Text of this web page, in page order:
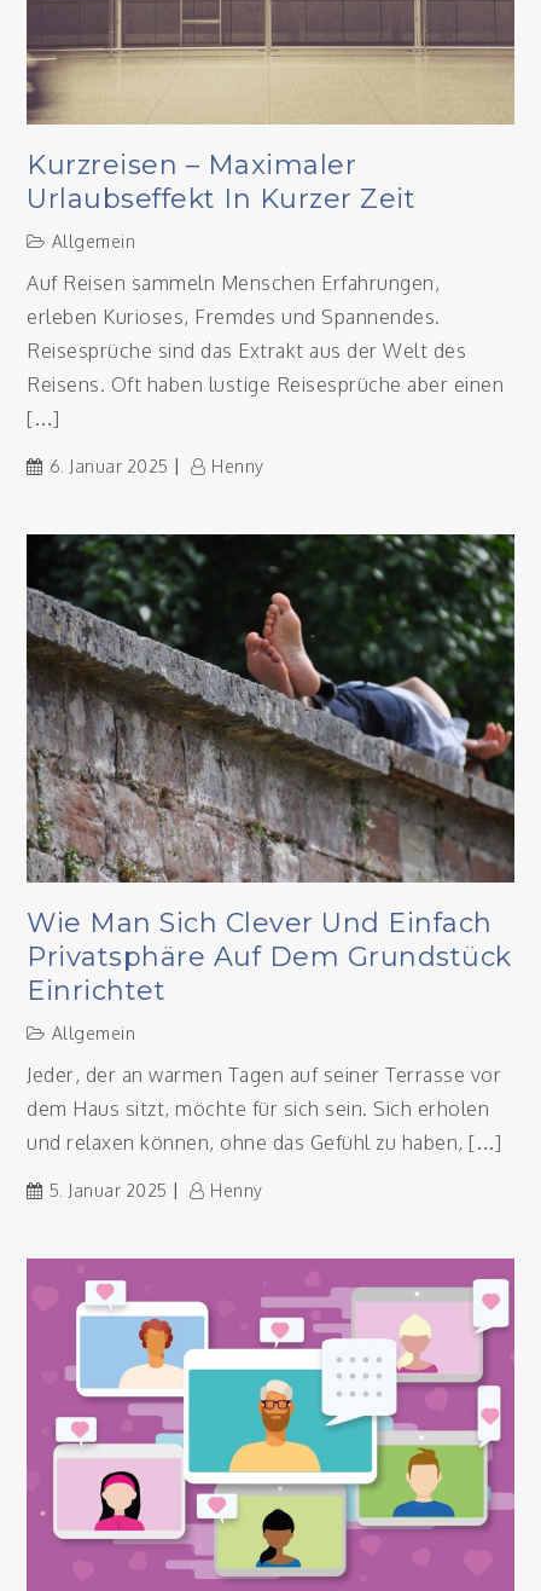
Kurzreisen – Maximaler
Urlaubseffekt In Kurzer Zeit
Allgemein
Auf Reisen sammeln Menschen Erfahrungen,
erleben Kurioses, Fremdes und Spannendes.
Reisesprüche sind das Extrakt aus der Welt des
Reisens. Oft haben lustige Reisesprüche aber einen
[…]
6. Januar 2025 Henny
Wie Man Sich Clever Und Einfach
Privatsphäre Auf Dem Grundstück
Einrichtet
Allgemein
Jeder, der an warmen Tagen auf seiner Terrasse vor
dem Haus sitzt, möchte für sich sein. Sich erholen
und relaxen können, ohne das Gefühl zu haben, […]
5. Januar 2025 Henny